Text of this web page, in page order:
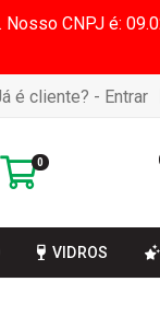
CNPJ é:
é cliente? - Entrar
0
VIDROS